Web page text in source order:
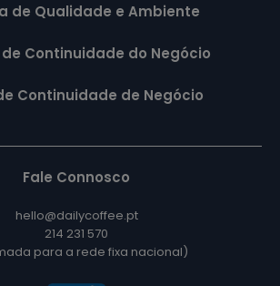
de Qualidade e Ambiente
Continuidade do Negócio
Continuidade de Negócio
Fale Connosco
hello@dailycoffee.pt
214 231 570
para a rede fixa nacional)